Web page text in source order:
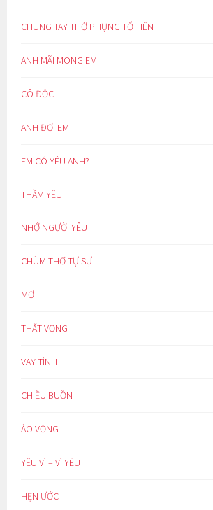
CHUNG TAY THỜ PHỤNG TỔ TIÊN
ANH MÃI MONG EM
CÔ ĐỘC
ANH ĐỢI EM
EM CÓ YÊU ANH?
THẦM YÊU
NHỚ NGƯỜI YÊU
CHÙM THƠ TỰ SỰ
MƠ
THẤT VỌNG
VAY TÌNH
CHIỀU BUỒN
ẢO VỌNG
YÊU VÌ – VÌ YÊU
HẸN ƯỚC